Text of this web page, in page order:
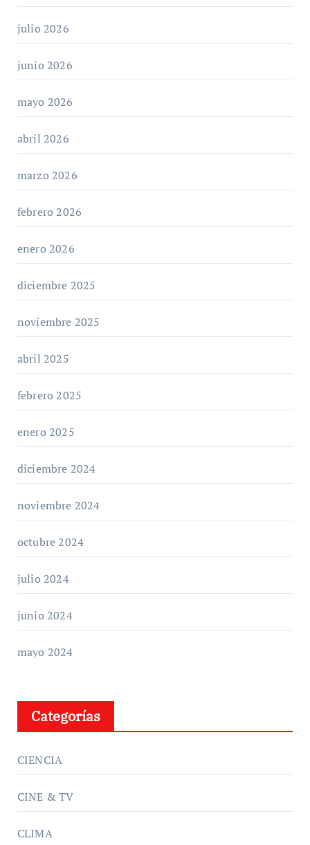
julio 2026
junio 2026
mayo 2026
abril 2026
marzo 2026
febrero 2026
enero 2026
diciembre 2025
noviembre 2025
abril 2025
febrero 2025
enero 2025
diciembre 2024
noviembre 2024
octubre 2024
julio 2024
junio 2024
mayo 2024
Categorías
CIENCIA
CINE & TV
CLIMA